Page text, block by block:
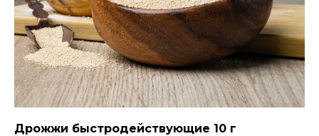
Дрожжи быстродействующие 10 г